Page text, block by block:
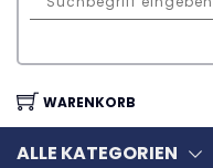
WARENKORB
ALLE KATEGORIEN